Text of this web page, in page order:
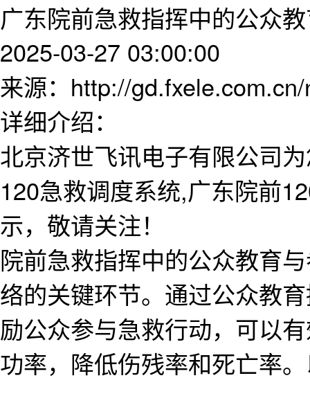
广东院前急救指挥中的公众
2025-03-27 03:00:00
来源：http://
详细介绍：
北京济世飞讯电子有限公司
120急救调度系统,广东院前
示，敬请关注！
院前急救指挥中的公众教育
络的关键环节。通过公众教
励公众参与急救行动，可以
功率，降低伤残率和死亡率